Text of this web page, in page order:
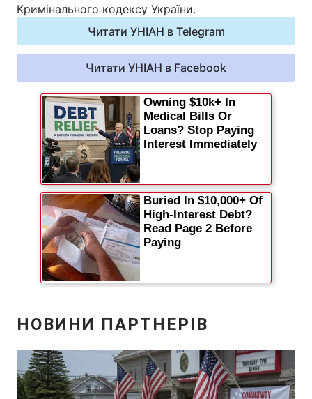
Кримінального кодексу України.
Читати УНІАН в Telegram
Читати УНІАН в Facebook